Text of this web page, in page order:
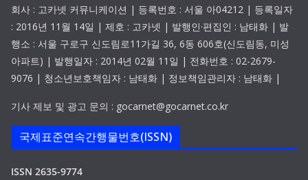
회사 : 고카넷 커뮤니케이션 | 등록번호 : 서울 아04212 | 등록일자
: 2016년 11월 14일 | 제호 : 고카넷 | 발행인·편집인 : 남태화 | 발
행소 : 서울 구로구 신도림로11가길 36, 6동 606호(신도림동, 미성
아파트) | 발행일자 : 2014년 02월 11일 | 전화번호 : 02-2679-
9076 | 청소년보호책임자 : 남태화 | 정보책임관리자 : 남태화 |
기사 제보 및 광고 문의 : gocarnet@gocarnet.co.kr
국제표준연속간행물번호(ISSN)
ISSN 2635-9774